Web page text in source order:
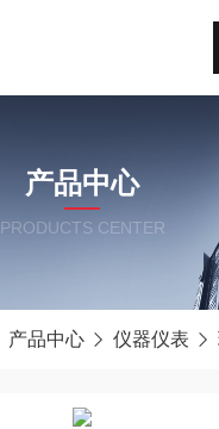
产品中心
PRODUCTS CENTER
产品中心 仪器仪表